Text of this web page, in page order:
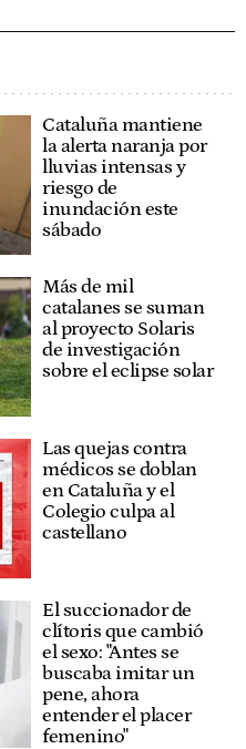
Cataluña mantiene
la alerta naranja por
lluvias intensas y
riesgo de
inundación este
sábado
Más de mil
catalanes se suman
al proyecto Solaris
de investigación
sobre el eclipse solar
Las quejas contra
médicos se doblan
en Cataluña y el
Colegio culpa al
castellano
El succionador de
clítoris que cambió
el sexo: "Antes se
buscaba imitar un
pene, ahora
entender el placer
femenino"